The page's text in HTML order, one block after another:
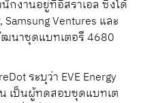
งานอยู่ที่อิสราเอล ซึ่งได้
Ventures และ
ฒนาชุดแบทเตอรี 4680
ระบุว่า EVE Energy
เป็นผู้ทดสอบชุดแบทเต